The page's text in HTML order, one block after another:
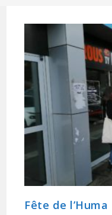
Fête de